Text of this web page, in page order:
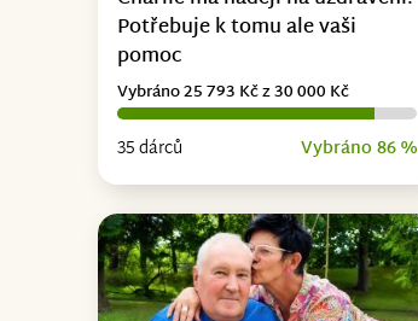
Potřebuje k tomu ale vaši
pomoc
35 dárců Vybráno 86 %
Vybráno 25 793 Kč z 30 000 Kč